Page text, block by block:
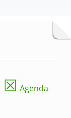
☒ Agenda